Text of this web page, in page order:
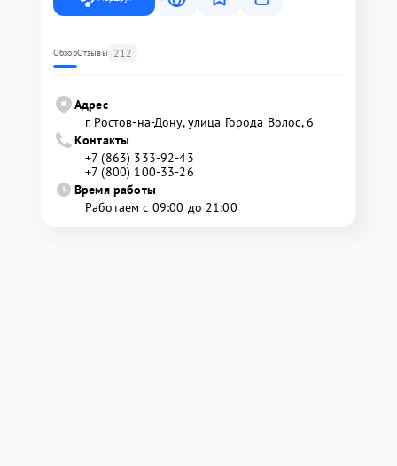
ОбзорОтзывы 212
Адрес
г. Ростов-на-Дону, улица Города Волос, 6
Контакты
+7 (863) 333-92-43
+7 (800) 100-33-26
Время работы
Работаем с 09:00 до 21:00